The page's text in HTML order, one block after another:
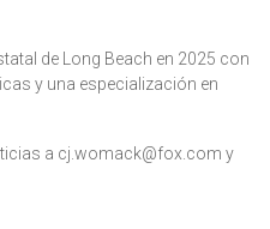
de Long Beach en 2025 con
y una especialización en
a cj.womack@fox.com y